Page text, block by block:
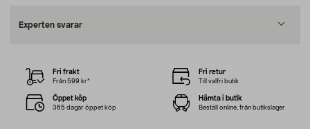
Experten svarar
Fri frakt
Från 599 kr*
Fri retur
Till valfri butik
Öppet köp
365 dagar öppet köp
Hämta i butik
Beställ online, från butikslager